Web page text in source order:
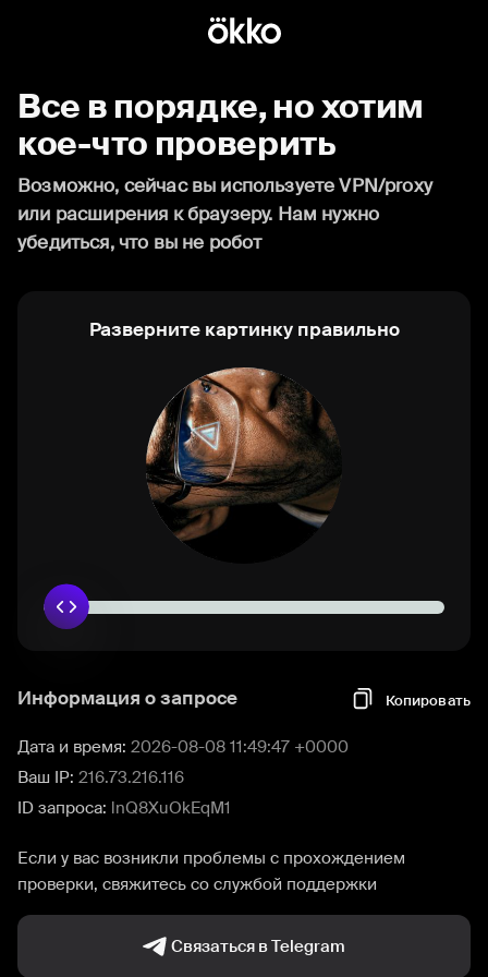
Все в порядке, но хотим
кое-что проверить
Возможно, сейчас вы используете VPN/proxy
или расширения к браузеру. Нам нужно
убедиться, что вы не робот
Разверните картинку правильно
Информация о запросе Копировать
Дата и время: 2026-08-08 11:49:47 +0000
Ваш IP: 216.73.216.116
ID запроса: lnQ8XuOkEqM1
Если у вас возникли проблемы с прохождением
проверки, свяжитесь со службой поддержки
Связаться в Telegram